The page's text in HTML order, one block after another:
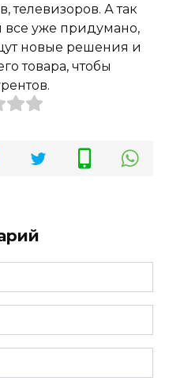
телевизоров. А так
все уже придумано,
новые решения и
товара, чтобы